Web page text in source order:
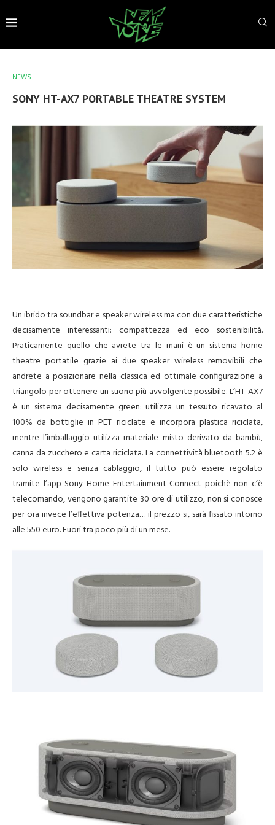
NEWS
SONY HT-AX7 PORTABLE THEATRE SYSTEM
Un ibrido tra soundbar e speaker wireless ma con due caratteristiche
decisamente interessanti: compattezza ed eco sostenibilità.
Praticamente quello che avrete tra le mani è un sistema home
theatre portatile grazie ai due speaker wireless removibili che
andrete a posizionare nella classica ed ottimale configurazione a
triangolo per ottenere un suono più avvolgente possibile. L’HT-AX7
è un sistema decisamente green: utilizza un tessuto ricavato al
100% da bottiglie in PET riciclate e incorpora plastica riciclata,
mentre l’imballaggio utilizza materiale misto derivato da bambù,
canna da zucchero e carta riciclata. La connettività bluetooth 5.2 è
solo wireless e senza cablaggio, il tutto può essere regolato
tramite l’app Sony Home Entertainment Connect poichè non c’è
telecomando, vengono garantite 30 ore di utilizzo, non si conosce
per ora invece l’effettiva potenza… il prezzo si, sarà fissato intorno
alle 550 euro. Fuori tra poco più di un mese.